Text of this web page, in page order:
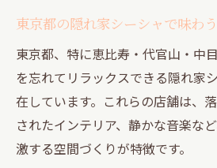
東京都の隠れ家シーシャで味わ
東京都、特に恵比寿・代官山・中
を忘れてリラックスできる隠れ家
在しています。これらの店舗は、
されたインテリア、静かな音楽な
激する空間づくりが特徴です。